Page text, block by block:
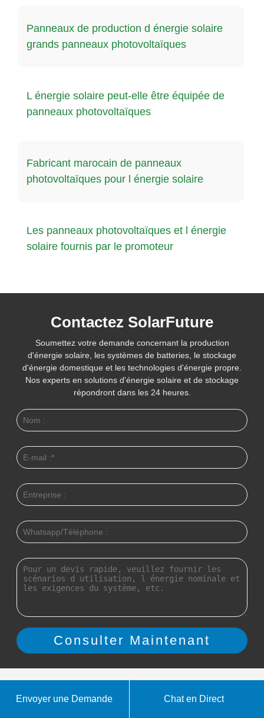
Panneaux de production d énergie solaire
grands panneaux photovoltaïques
L énergie solaire peut-elle être équipée de
panneaux photovoltaïques
Fabricant marocain de panneaux
photovoltaïques pour l énergie solaire
Les panneaux photovoltaïques et l énergie
solaire fournis par le promoteur
Contactez SolarFuture
Soumettez votre demande concernant la production
d'énergie solaire, les systèmes de batteries, le stockage
d'énergie domestique et les technologies d'énergie propre.
Nos experts en solutions d'énergie solaire et de stockage
répondront dans les 24 heures.
Envoyer une Demande Chat en Direct